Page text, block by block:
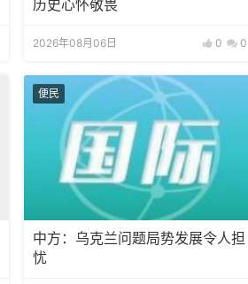
历史心怀敬畏
2026年08月06日 0 0
便民
中方：乌克兰问题局势发展令人担
忧